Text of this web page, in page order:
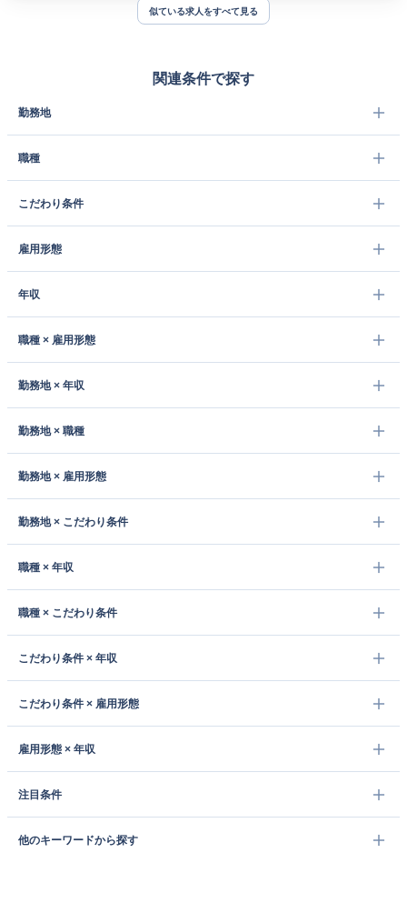
似ている求人をすべて見る
関連条件で探す
勤務地
職種
こだわり条件
雇用形態
年収
職種 × 雇用形態
勤務地 × 年収
勤務地 × 職種
勤務地 × 雇用形態
勤務地 × こだわり条件
職種 × 年収
職種 × こだわり条件
こだわり条件 × 年収
こだわり条件 × 雇用形態
雇用形態 × 年収
注目条件
他のキーワードから探す